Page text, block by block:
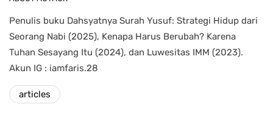
Penulis buku Dahsyatnya Surah Yusuf: Strategi Hidup dari
Seorang Nabi (2025), Kenapa Harus Berubah? Karena
Tuhan Sesayang Itu (2024), dan Luwesitas IMM (2023).
Akun IG : iamfaris.28
articles